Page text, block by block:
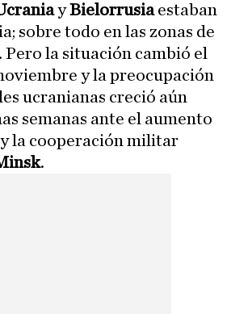
yBielorrusiaestaban
sobre todo en las zonas de
la situación cambió el
y la preocupación
ucranianas creció aún
semanas ante el aumento
la cooperación militar
.